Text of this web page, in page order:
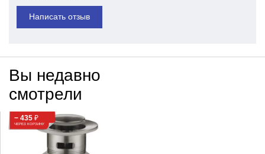
Написать отзыв
Вы недавно
смотрели
− 435 ₽
ЧЕРЕЗ КОРЗИНУ